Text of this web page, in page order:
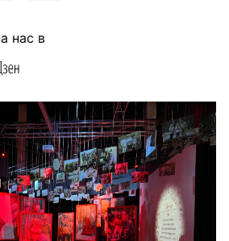
нас в